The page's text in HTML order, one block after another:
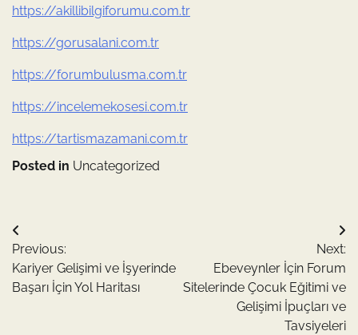
https://akillibilgiforumu.com.tr
https://gorusalani.com.tr
https://forumbulusma.com.tr
https://incelemekosesi.com.tr
https://tartismazamani.com.tr
Posted in Uncategorized
Yazı
gezinmesi
Previous:
Kariyer Gelişimi ve İşyerinde
Başarı İçin Yol Haritası
Next:
Ebeveynler İçin Forum
Sitelerinde Çocuk Eğitimi ve
Gelişimi İpuçları ve
Tavsiyeleri